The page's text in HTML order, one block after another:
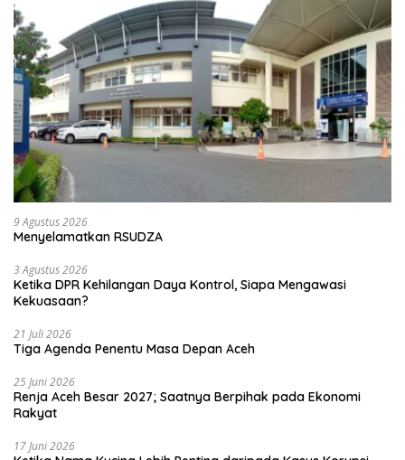
9 Agustus 2026
Menyelamatkan RSUDZA
3 Agustus 2026
Ketika DPR Kehilangan Daya Kontrol, Siapa Mengawasi
Kekuasaan?
21 Juli 2026
Tiga Agenda Penentu Masa Depan Aceh
25 Juni 2026
Renja Aceh Besar 2027; Saatnya Berpihak pada Ekonomi
Rakyat
17 Juni 2026